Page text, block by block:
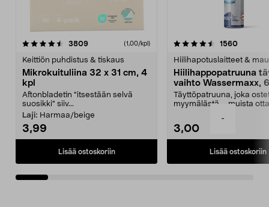
-
3809arvostelut (1,00/kpl)
Keittiön puhdistus & tiskaus
Mikrokuituliina 32 x 31 cm, 4
kpl
Aftonbladetin "itsestään selvä
suosikki" siiv...
Laji: Harmaa/beige
3,99
Lisää ostoskoriin
4.5viidestä
1560
Hiilihapotuslaitteet &
Hiilihappopatruuna
vaihto Wassermaxx,
Täyttöpatruuna, joka
myymälästä – muista
3,00
Lisää ostoskoriin
4.5viidestä